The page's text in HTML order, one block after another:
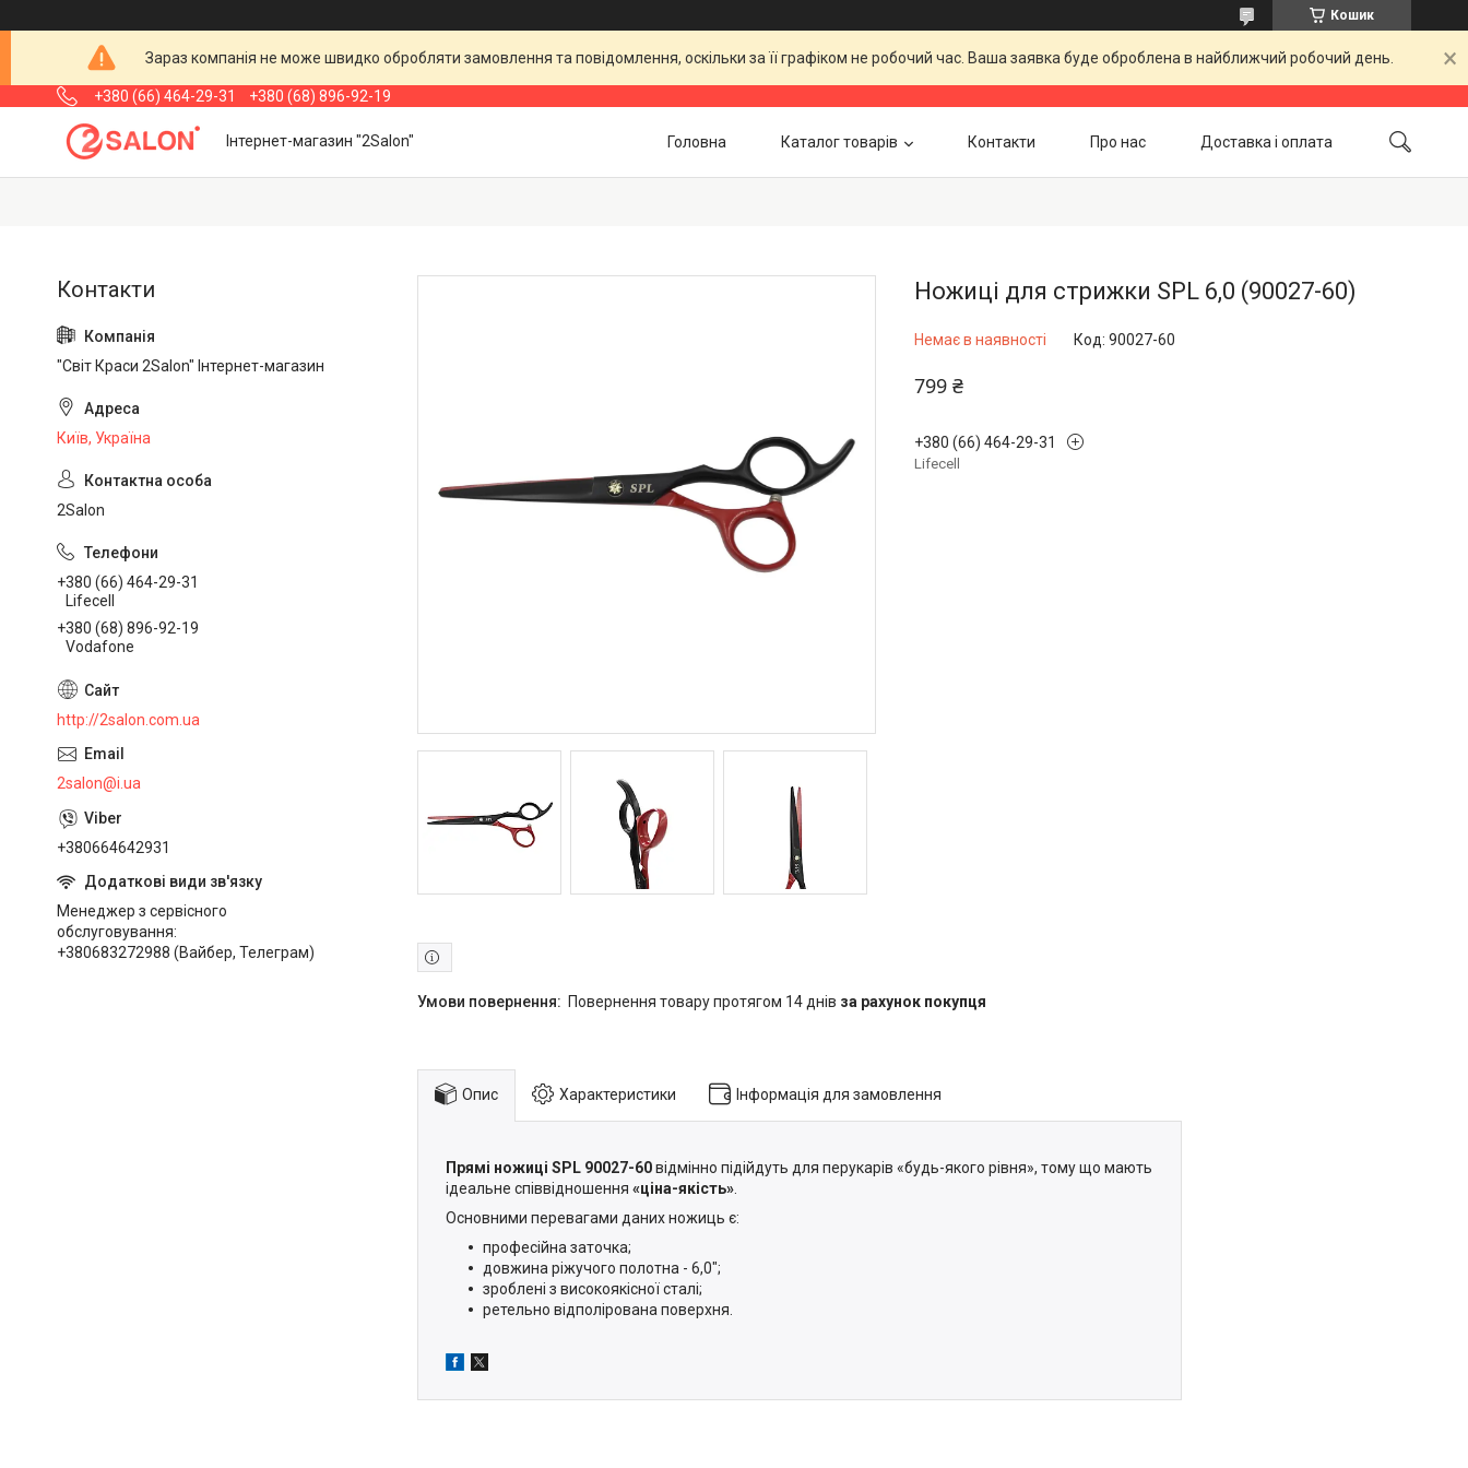
Кошик
Зараз компанія не може швидко обробляти замовлення та повідомлення, оскільки за її графіком не робочий час. Ваша заявка буде оброблена в найближчий робочий день.
+380 (66) 464-29-31 +380 (68) 896-92-19
Інтернет-магазин "2Salon" Головна Каталог товарів Контакти Про нас Доставка і оплата
Ножиці для стрижки SPL 6,0 (90027-60)
Немає в наявності Код: 90027-60
799 ₴
+380 (66) 464-29-31
Lifecell
повернення товару протягом 14 днів за рахунок покупця
Опис Характеристики Інформація для замовлення
Прямі ножиці SPL 90027-60відмінно підійдуть для перукарів «будь-якого рівня», тому що мають
ідеальне співвідношення «ціна-якість»
Основними перевагами даних ножиць є:
професійна заточка;
довжина ріжучого полотна - 6,0";
зроблені з високоякісної сталі;
ретельно відполірована поверхня.
"Світ Краси 2Salon" Інтернет-магазин
Київ, Україна
2Salon
+380 (66) 464-29-31
Lifecell
+380 (68) 896-92-19
Vodafone
http://2salon.com.ua
2salon@i.ua
+380664642931
Менеджер з сервісного
обслуговування
+380683272988 (Вайбер, Телеграм)